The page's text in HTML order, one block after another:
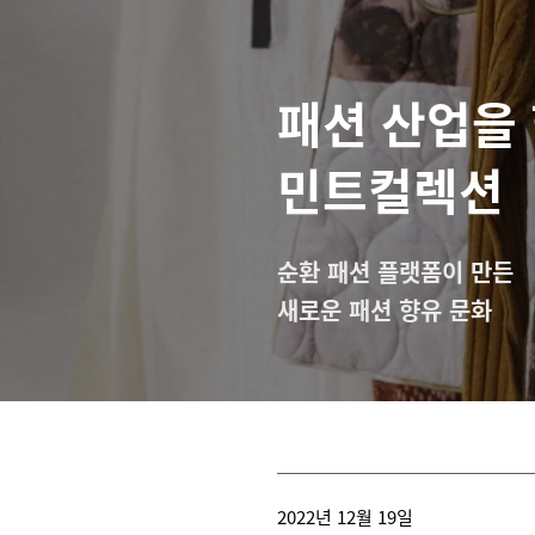
패션 산업
민트컬렉션
순환 패션 플랫폼이 만든
새로운 패션 향유 문화
2022년 12월 19일